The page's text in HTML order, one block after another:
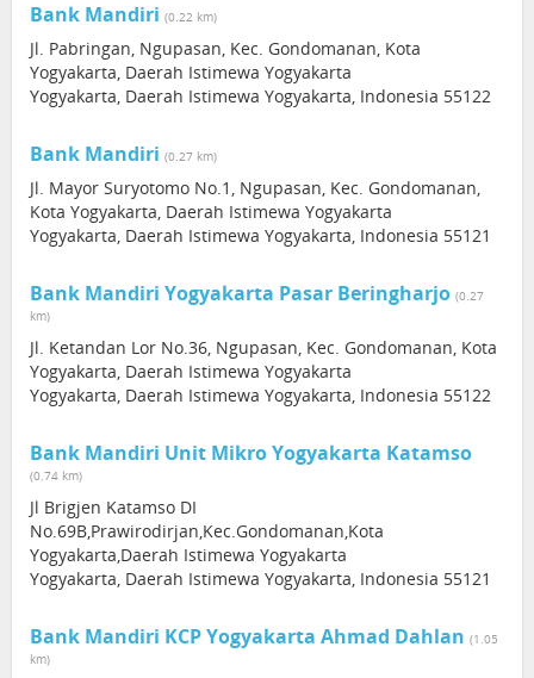
Bank Mandiri (0.22 km)
Jl. Pabringan, Ngupasan, Kec. Gondomanan, Kota
Yogyakarta, Daerah Istimewa Yogyakarta
Yogyakarta, Daerah Istimewa Yogyakarta, Indonesia 55122
Bank Mandiri (0.27 km)
Jl. Mayor Suryotomo No.1, Ngupasan, Kec. Gondomanan,
Kota Yogyakarta, Daerah Istimewa Yogyakarta
Yogyakarta, Daerah Istimewa Yogyakarta, Indonesia 55121
Bank Mandiri Yogyakarta Pasar Beringharjo (0.27
km)
Jl. Ketandan Lor No.36, Ngupasan, Kec. Gondomanan, Kota
Yogyakarta, Daerah Istimewa Yogyakarta
Yogyakarta, Daerah Istimewa Yogyakarta, Indonesia 55122
Bank Mandiri Unit Mikro Yogyakarta Katamso
(0.74 km)
Jl Brigjen Katamso DI
No.69B,Prawirodirjan,Kec.Gondomanan,Kota
Yogyakarta,Daerah Istimewa Yogyakarta
Yogyakarta, Daerah Istimewa Yogyakarta, Indonesia 55121
Bank Mandiri KCP Yogyakarta Ahmad Dahlan (1.05
km)